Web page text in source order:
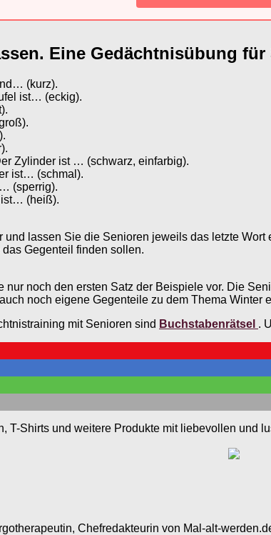
Eine Gedächtnisübung für
(kurz).
ist… (eckig).
Zylinder ist … (schwarz, einfarbig).
ist… (schmal).
(sperrig).
ist… (heiß).
lassen Sie die Senioren jeweils das letzte
Gegenteil finden sollen.
nur noch den ersten Satz der Beispiele vor. Die
noch eigene Gegenteile zu dem Thema
mit Senioren sind Buchstabenrätsel .
T-Shirts und weitere Produkte mit liebevollen und
Chefredakteurin von Mal-alt-